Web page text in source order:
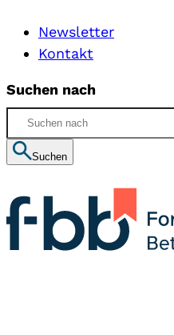
Newsletter
Kontakt
Suchen nach
Suchen